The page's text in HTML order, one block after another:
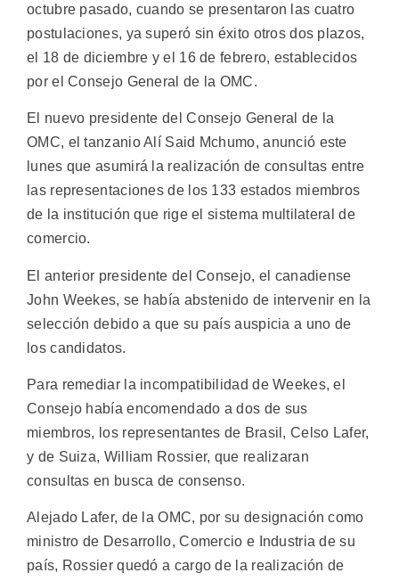
octubre pasado, cuando se presentaron las cuatro
postulaciones, ya superó sin éxito otros dos plazos,
el 18 de diciembre y el 16 de febrero, establecidos
por el Consejo General de la OMC.
El nuevo presidente del Consejo General de la
OMC, el tanzanio Alí Said Mchumo, anunció este
lunes que asumirá la realización de consultas entre
las representaciones de los 133 estados miembros
de la institución que rige el sistema multilateral de
comercio.
El anterior presidente del Consejo, el canadiense
John Weekes, se había abstenido de intervenir en la
selección debido a que su país auspicia a uno de
los candidatos.
Para remediar la incompatibilidad de Weekes, el
Consejo había encomendado a dos de sus
miembros, los representantes de Brasil, Celso Lafer,
y de Suiza, William Rossier, que realizaran
consultas en busca de consenso.
Alejado Lafer, de la OMC, por su designación como
ministro de Desarrollo, Comercio e Industria de su
país, Rossier quedó a cargo de la realización de